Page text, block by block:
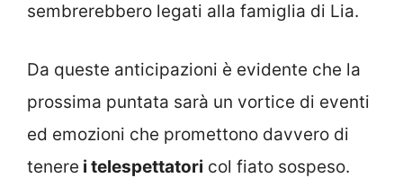
sembrerebbero legati alla famiglia di Lia.
Da queste anticipazioni è evidente che la
prossima puntata sarà un vortice di eventi
ed emozioni che promettono davvero di
tenere i telespettatori col fiato sospeso.